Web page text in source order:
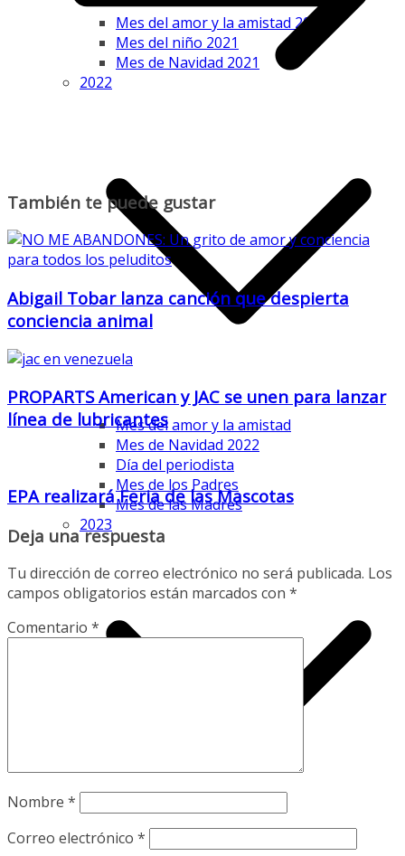
Mes del amor y la amistad 2021
Mes del niño 2021
Mes de Navidad 2021
2022
Mes del amor y la amistad
Mes de Navidad 2022
Día del periodista
Mes de los Padres
Mes de las Madres
2023
También te puede gustar
Abigail Tobar lanza canción que despierta
conciencia animal
PROPARTS American y JAC se unen para lanzar
línea de lubricantes
EPA realizará Feria de las Mascotas
Deja una respuesta
Tu dirección de correo electrónico no será publicada. Los
campos obligatorios están marcados con *
Comentario *
Nombre *
Correo electrónico *